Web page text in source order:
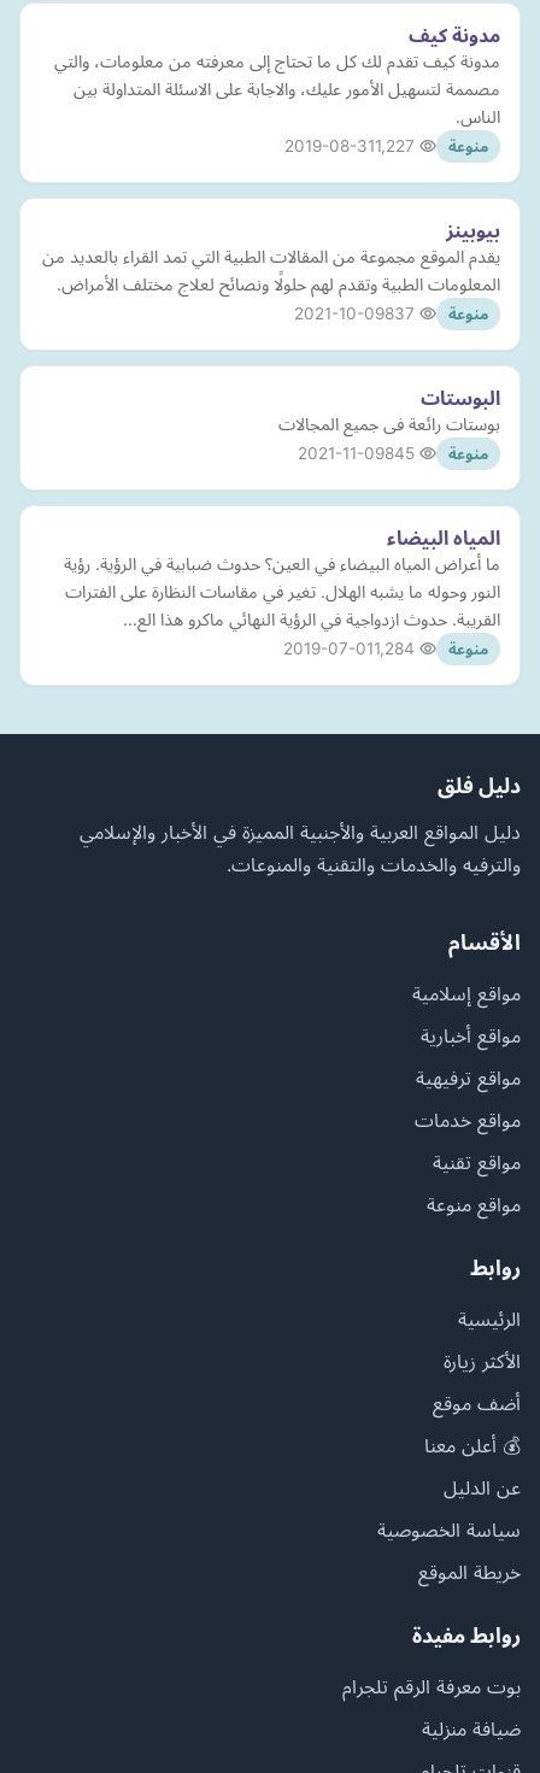
مدونة كيف
مدونة كيف تقدم لك كل ما تحتاج إلى معرفته من معلومات، والتي
مصممة لتسهيل الأمور عليك، والاجابة على الاسئلة المتداولة بين
الناس.
منوعة 2019-08-31
بيوبينز
يقدم الموقع مجموعة من المقالات الطبية التي تمد القراء بالعديد من
المعلومات الطبية وتقدم لهم حلولًا ونصائح لعلاج مختلف الأمراض.
منوعة 2021-10-09
البوستات
بوستات رائعة فى جميع المجالات
منوعة 2021-11-09
المياه البيضاء
ما أعراض المياه البيضاء في العين؟ حدوث ضبابية في الرؤية. رؤية
النور وحوله ما يشبه الهلال. تغير في مقاسات النظارة على الفترات
القريبة. حدوث ازدواجية في الرؤية النهائي ماكرو هذا الع…
منوعة 2019-07-01
دليل فلق
دليل المواقع العربية والأجنبية المميزة في الأخبار والإسلامي
والترفيه والخدمات والتقنية والمنوعات.
الأقسام
مواقع إسلامية
مواقع أخبارية
مواقع ترفيهية
مواقع خدمات
مواقع تقنية
مواقع منوعة
روابط
الرئيسية
الأكثر زيارة
أضف موقع
💰 أعلن معنا
عن الدليل
سياسة الخصوصية
خريطة الموقع
روابط مفيدة
بوت معرفة الرقم تلجرام
ضيافة منزلية